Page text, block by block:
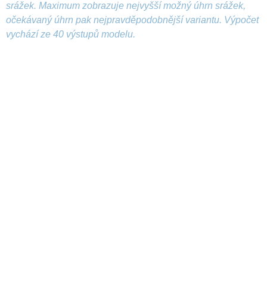
srážek. Maximum zobrazuje nejvyšší možný úhrn srážek,
očekávaný úhrn pak nejpravděpodobnější variantu. Výpočet
vychází ze 40 výstupů modelu.